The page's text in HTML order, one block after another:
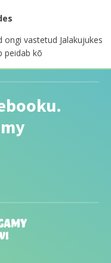
vastetud Jalakujukes
peidab kõ